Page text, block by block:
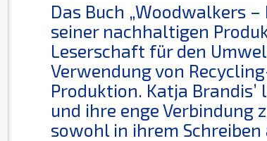
Das Buch „Woodwalkers
seiner nachhaltigen
Leserschaft für den
Verwendung von
Produktion. Katja
und ihre enge Verbindung
sowohl in ihrem